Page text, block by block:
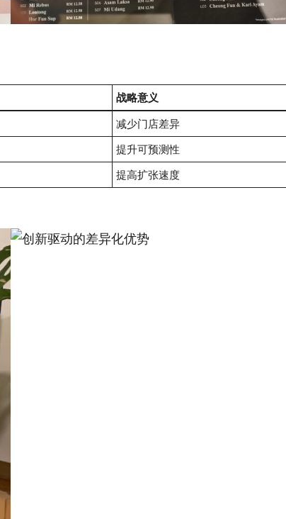
战略意义
减少门店差异
提升可预测性
提高扩张速度